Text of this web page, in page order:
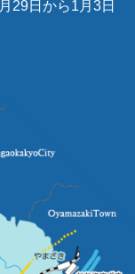
29日から1月3日